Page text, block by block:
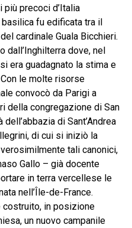
precoci d’Italia
fu edificata tra il
cardinale Guala Bicchieri.
dall’Inghilterra dove, nel
era guadagnato la stima e
le molte risorse
convocò da Parigi a
della congregazione di San
di Sant’Andrea
di cui si iniziò la
tali canonici,
Gallo – già docente
in terra vercellese le
nell’Île-de-France.
costruito, in posizione
un nuovo campanile